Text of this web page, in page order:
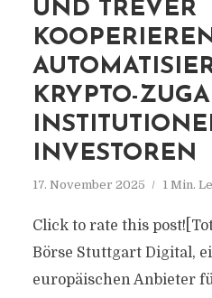
UND TREVER
KRYPTO-
INVESTOREN
17. November 2025 1 Min.
Click to rate this
Börse Stuttgart Digital,
europäischen Anbieter